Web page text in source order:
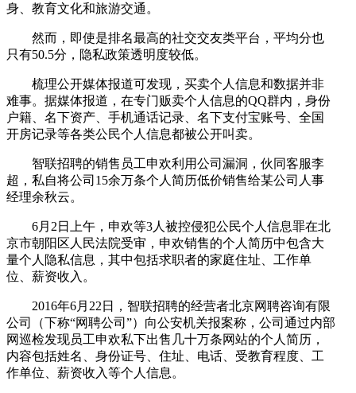
身、教育文化和旅游交通。
然而，即使是排名最高的社交交友类平台，平均分也
只有50.5分，隐私政策透明度较低。
梳理公开媒体报道可发现，买卖个人信息和数据并非
难事。据媒体报道，在专门贩卖个人信息的QQ群内，身份
户籍、名下资产、手机通话记录、名下支付宝账号、全国
开房记录等各类公民个人信息都被公开叫卖。
智联招聘的销售员工申欢利用公司漏洞，伙同客服李
超，私自将公司15余万条个人简历低价销售给某公司人事
经理余秋云。
6月2日上午，申欢等3人被控侵犯公民个人信息罪在北
京市朝阳区人民法院受审，申欢销售的个人简历中包含大
量个人隐私信息，其中包括求职者的家庭住址、工作单
位、薪资收入。
2016年6月22日，智联招聘的经营者北京网聘咨询有限
公司（下称“网聘公司”）向公安机关报案称，公司通过内部
网巡检发现员工申欢私下出售几十万条网站的个人简历，
内容包括姓名、身份证号、住址、电话、受教育程度、工
作单位、薪资收入等个人信息。